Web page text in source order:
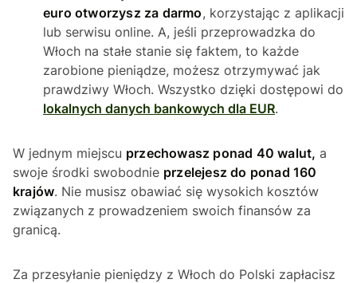
euro otworzysz za darmo, korzystając z aplikacji
lub serwisu online. A, jeśli przeprowadzka do
Włoch na stałe stanie się faktem, to każde
zarobione pieniądze, możesz otrzymywać jak
prawdziwy Włoch. Wszystko dzięki dostępowi do
lokalnych danych bankowych dla EUR.
W jednym miejscu przechowasz ponad 40 walut, a
swoje środki swobodnie przelejesz do ponad 160
krajów. Nie musisz obawiać się wysokich kosztów
związanych z prowadzeniem swoich finansów za
granicą.
Za przesyłanie pieniędzy z Włoch do Polski zapłacisz